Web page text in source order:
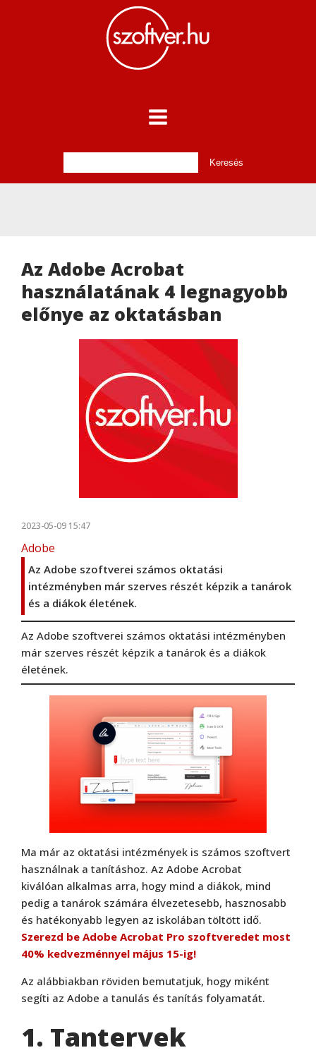
Az Adobe Acrobat
használatának 4 legnagyobb
előnye az oktatásban
2023-05-09 15:47
Adobe
Az Adobe szoftverei számos oktatási
intézményben már szerves részét képzik a tanárok
és a diákok életének.
Az Adobe szoftverei számos oktatási intézményben
már szerves részét képzik a tanárok és a diákok
életének.
Ma már az oktatási intézmények is számos szoftvert
használnak a tanításhoz. Az Adobe Acrobat
kiválóan alkalmas arra, hogy mind a diákok, mind
pedig a tanárok számára élvezetesebb, hasznosabb
és hatékonyabb legyen az iskolában töltött idő.
Szerezd be Adobe Acrobat Pro szoftveredet most
40% kedvezménnyel május 15-ig!
Az alábbiakban röviden bemutatjuk, hogy miként
segíti az Adobe a tanulás és tanítás folyamatát.
1. Tantervek